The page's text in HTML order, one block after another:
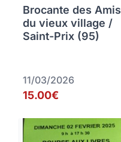
Brocante des Amis
du vieux village /
Saint-Prix (95)
11/03/2026
15.00€